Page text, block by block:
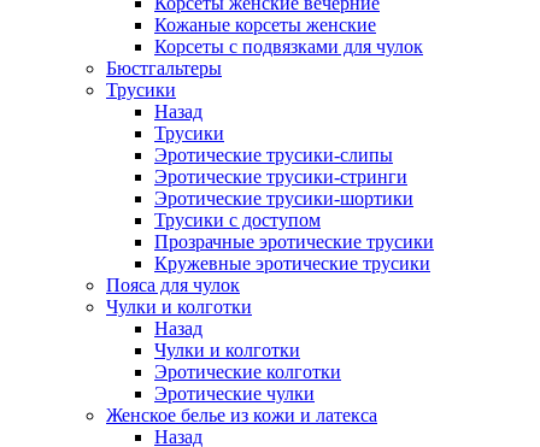
Кожаные корсеты женские
Корсеты с подвязками для чулок
Бюстгальтеры
Трусики
Назад
Трусики
Эротические трусики-слипы
Эротические трусики-стринги
Эротические трусики-шортики
Трусики с доступом
Прозрачные эротические трусики
Кружевные эротические трусики
Пояса для чулок
Чулки и колготки
Назад
Чулки и колготки
Эротические колготки
Эротические чулки
Женское белье из кожи и латекса
Назад